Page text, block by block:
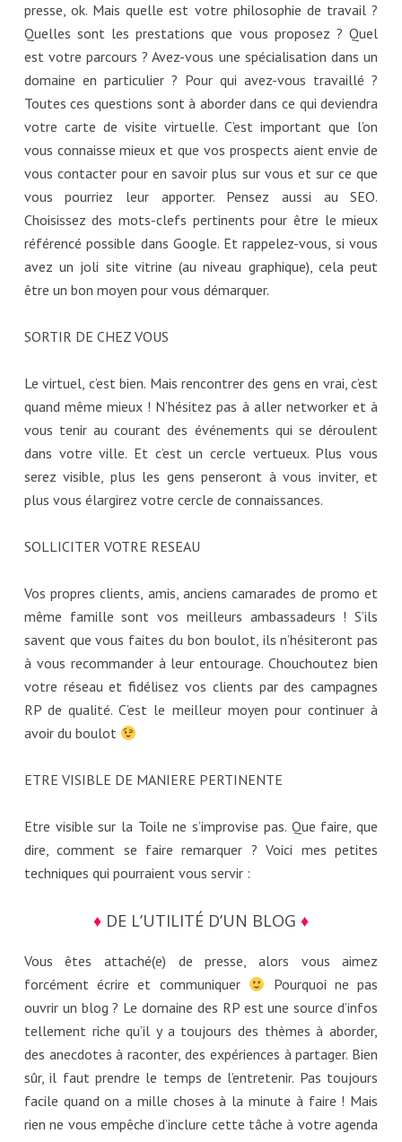
presse, ok. Mais quelle est votre philosophie de travail ?
Quelles sont les prestations que vous proposez ? Quel
est votre parcours ? Avez-vous une spécialisation dans un
domaine en particulier ? Pour qui avez-vous travaillé ?
Toutes ces questions sont à aborder dans ce qui deviendra
votre carte de visite virtuelle. C’est important que l’on
vous connaisse mieux et que vos prospects aient envie de
vous contacter pour en savoir plus sur vous et sur ce que
vous pourriez leur apporter. Pensez aussi au SEO.
Choisissez des mots-clefs pertinents pour être le mieux
référencé possible dans Google. Et rappelez-vous, si vous
avez un joli site vitrine (au niveau graphique), cela peut
être un bon moyen pour vous démarquer.
SORTIR DE CHEZ VOUS
Le virtuel, c’est bien. Mais rencontrer des gens en vrai, c’est
quand même mieux ! N’hésitez pas à aller networker et à
vous tenir au courant des événements qui se déroulent
dans votre ville. Et c’est un cercle vertueux. Plus vous
serez visible, plus les gens penseront à vous inviter, et
plus vous élargirez votre cercle de connaissances.
SOLLICITER VOTRE RESEAU
Vos propres clients, amis, anciens camarades de promo et
même famille sont vos meilleurs ambassadeurs ! S’ils
savent que vous faites du bon boulot, ils n’hésiteront pas
à vous recommander à leur entourage. Chouchoutez bien
votre réseau et fidélisez vos clients par des campagnes
RP de qualité. C’est le meilleur moyen pour continuer à
avoir du boulot
ETRE VISIBLE DE MANIERE PERTINENTE
Etre visible sur la Toile ne s’improvise pas. Que faire, que
dire, comment se faire remarquer ? Voici mes petites
techniques qui pourraient vous servir :
♦DE L’UTILITÉ D’UN BLOG ♦
Vous êtes attaché(e) de presse, alors vous aimez
forcément écrire et communiquer
Pourquoi ne pas
ouvrir un blog ? Le domaine des RP est une source d’infos
tellement riche qu’il y a toujours des thèmes à aborder,
des anecdotes à raconter, des expériences à partager. Bien
sûr, il faut prendre le temps de l’entretenir. Pas toujours
facile quand on a mille choses à la minute à faire ! Mais
rien ne vous empêche d’inclure cette tâche à votre agenda